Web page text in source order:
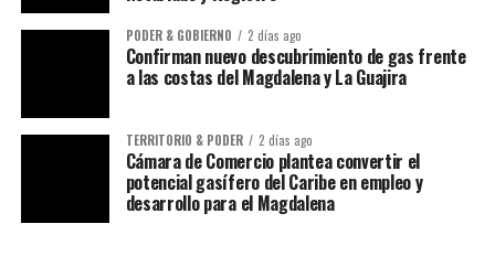
PODER & GOBIERNO 2 días ago
Confirman nuevo descubrimiento de gas frente
a las costas del Magdalena y La Guajira
TERRITORIO & PODER 2 días ago
Cámara de Comercio plantea convertir el
potencial gasífero del Caribe en empleo y
desarrollo para el Magdalena